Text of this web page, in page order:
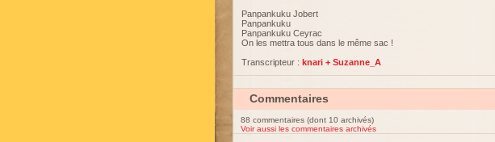
Panpankuku Jobert
Panpankuku
Panpankuku Ceyrac
On les mettra tous dans le même sac !
Transcripteur : knari + Suzanne_A
Commentaires
88 commentaires (dont 10 archivés)
Voir aussi les commentaires archivés